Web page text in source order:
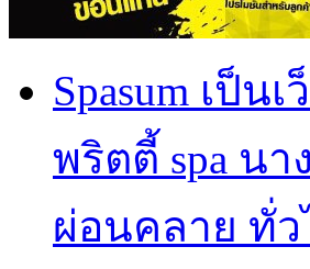
Spasum เป็
พริตตี้ spa น
ผ่อนคลาย ทั่